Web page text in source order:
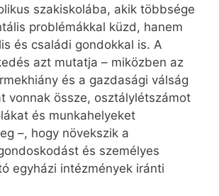
szakiskolába, akik többsége
problémákkal küzd, hanem
és családi gondokkal is. A
azt mutatja – miközben az
és a gazdasági válság
vonnak össze, osztálylétszámot
és munkahelyeket
–, hogy növekszik a
és személyes
egyházi intézmények iránti